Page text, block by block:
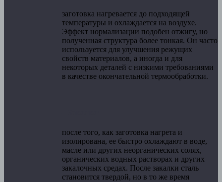
заготовка нагревается до подходящей
температуры и охлаждается на воздухе.
Эффект нормализации подобен отжигу, но
полученная структура более тонкая. Он часто
используется для улучшения режущих
свойств материалов, а иногда и для
некоторых деталей с низкими требованиями
в качестве окончательной термообработки.
после того, как заготовка нагрета и
изолирована, ее быстро охлаждают в воде,
масле или других неорганических солях,
органических водных растворах и других
закалочных средах. После закалки сталь
становится твердой, но в то же время